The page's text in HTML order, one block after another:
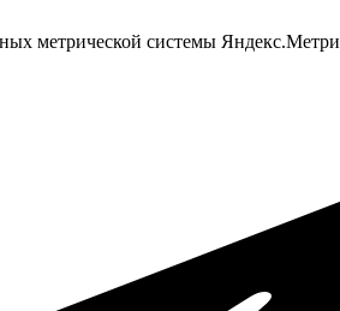
метрической системы